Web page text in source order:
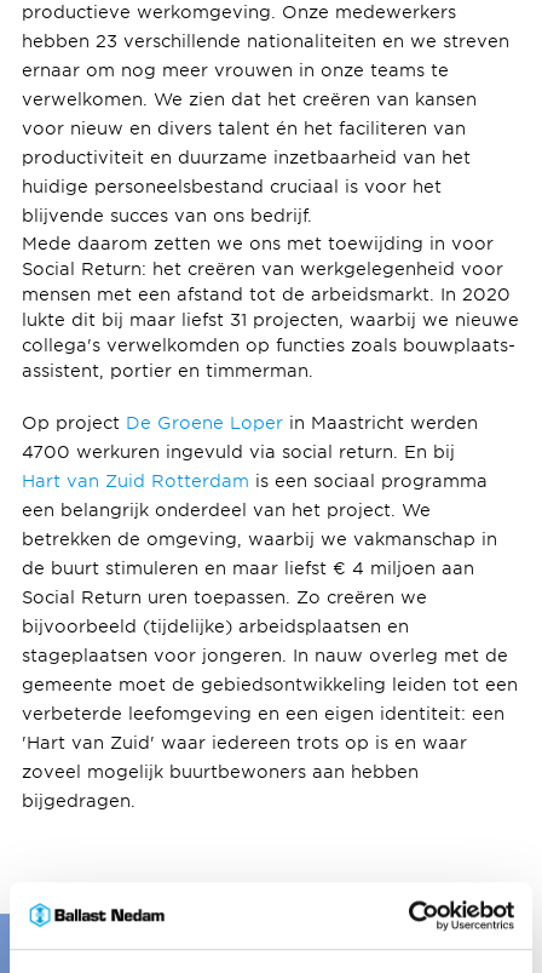
productieve werkomgeving. Onze medewerkers
hebben 23 verschillende nationaliteiten en we streven
ernaar om nog meer vrouwen in onze teams te
verwelkomen. We zien dat het creëren van kansen
voor nieuw en divers talent én het faciliteren van
productiviteit en duurzame inzetbaarheid van het
huidige personeelsbestand cruciaal is voor het
blijvende succes van ons bedrijf.
Mede daarom zetten we ons met toewijding in voor
Social Return: het creëren van werkgelegenheid voor
mensen met een afstand tot de arbeidsmarkt. In 2020
lukte dit bij maar liefst 31 projecten, waarbij we nieuwe
collega's verwelkomden op functies zoals bouwplaats-
assistent, portier en timmerman.
Op project De Groene Loperin Maastricht werden
4700 werkuren ingevuld via social return. En bij
Hart van Zuid Rotterdam is een sociaal programma
een belangrijk onderdeel van het project. We
betrekken de omgeving, waarbij we vakmanschap in
de buurt stimuleren en maar liefst € 4 miljoen aan
Social Return uren toepassen. Zo creëren we
bijvoorbeeld (tijdelijke) arbeidsplaatsen en
stageplaatsen voor jongeren. In nauw overleg met de
gemeente moet de gebiedsontwikkeling leiden tot een
verbeterde leefomgeving en een eigen identiteit: een
'Hart van Zuid' waar iedereen trots op is en waar
zoveel mogelijk buurtbewoners aan hebben
bijgedragen.